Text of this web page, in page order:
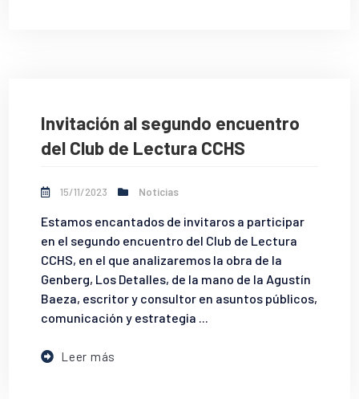
Invitación al segundo encuentro
del Club de Lectura CCHS
15/11/2023 Noticias
Estamos encantados de invitaros a participar
en el segundo encuentro del Club de Lectura
CCHS, en el que analizaremos la obra de Ia
Genberg, Los Detalles, de la mano de la Agustín
Baeza, escritor y consultor en asuntos públicos,
comunicación y estrategia ...
Leer más